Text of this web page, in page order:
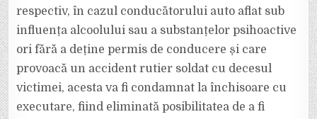
respectiv, în cazul conducătorului auto aflat sub
influența alcoolului sau a substanțelor psihoactive
ori fără a deține permis de conducere și care
provoacă un accident rutier soldat cu decesul
victimei, acesta va fi condamnat la închisoare cu
executare, fiind eliminată posibilitatea de a fi